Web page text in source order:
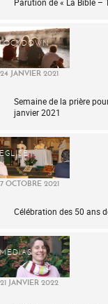
LOCKDOWN
24 JANVIER 2021
Semaine de la prière
janvier 2021
ÉGLISE
7 OCTOBRE 2021
Célébration des 50 ans
MÉDIAS
21 JANVIER 2022